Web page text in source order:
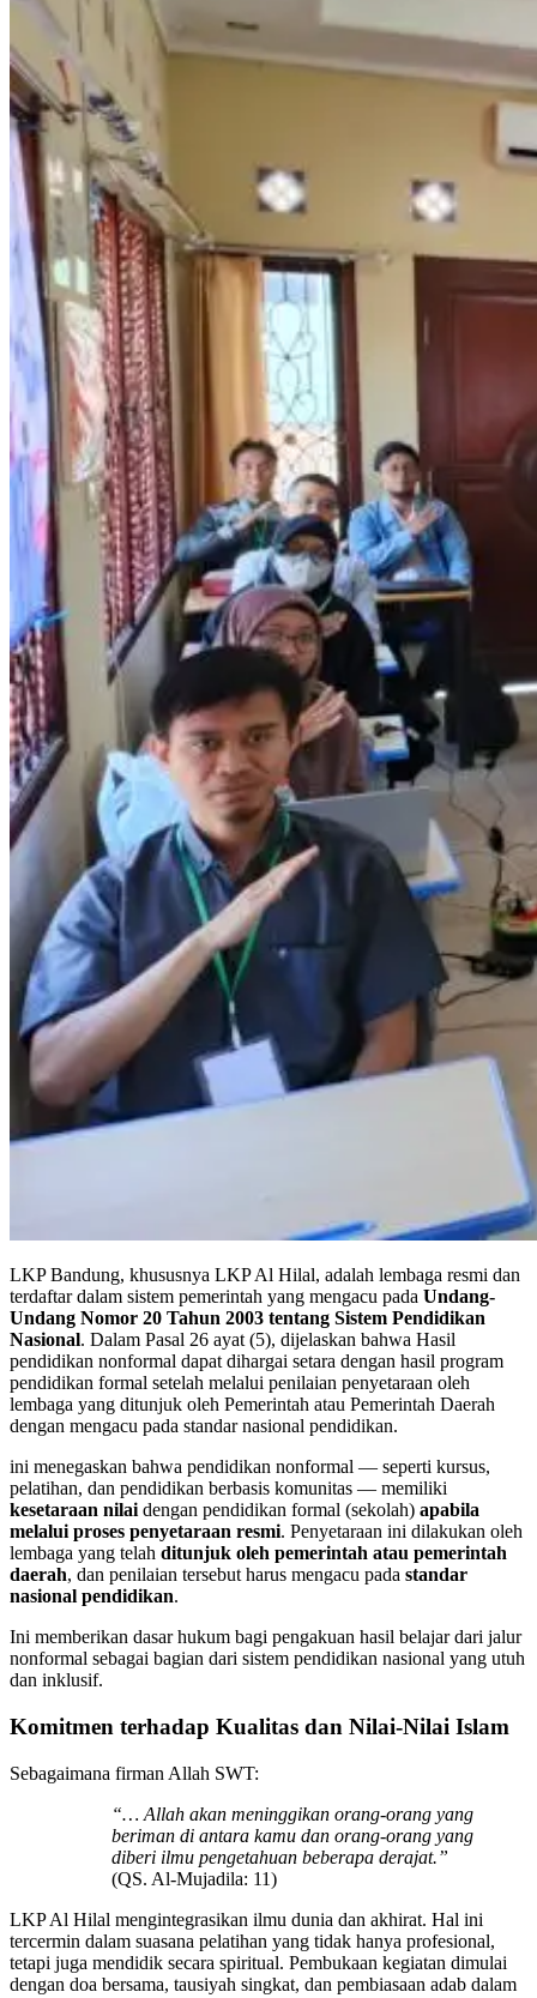
LKP Bandung, khususnya LKP Al Hilal, adalah lembaga resmi dan
terdaftar dalam sistem pemerintah yang mengacu pada Undang-
Undang Nomor 20 Tahun 2003 tentang Sistem Pendidikan
Nasional. Dalam Pasal 26 ayat (5), dijelaskan bahwa Hasil
pendidikan nonformal dapat dihargai setara dengan hasil program
pendidikan formal setelah melalui penilaian penyetaraan oleh
lembaga yang ditunjuk oleh Pemerintah atau Pemerintah Daerah
dengan mengacu pada standar nasional pendidikan.
ini menegaskan bahwa pendidikan nonformal — seperti kursus,
pelatihan, dan pendidikan berbasis komunitas — memiliki
kesetaraan nilai dengan pendidikan formal (sekolah) apabila
melalui proses penyetaraan resmi. Penyetaraan ini dilakukan oleh
lembaga yang telah ditunjuk oleh pemerintah atau pemerintah
daerah, dan penilaian tersebut harus mengacu pada standar
nasional pendidikan.
Ini memberikan dasar hukum bagi pengakuan hasil belajar dari jalur
nonformal sebagai bagian dari sistem pendidikan nasional yang utuh
dan inklusif.
Komitmen terhadap Kualitas dan Nilai-Nilai Islam
Sebagaimana firman Allah SWT:
“… Allah akan meninggikan orang-orang yang
beriman di antara kamu dan orang-orang yang
diberi ilmu pengetahuan beberapa derajat.”
(QS. Al-Mujadila: 11)
LKP Al Hilal mengintegrasikan ilmu dunia dan akhirat. Hal ini
tercermin dalam suasana pelatihan yang tidak hanya profesional,
tetapi juga mendidik secara spiritual. Pembukaan kegiatan dimulai
dengan doa bersama, tausiyah singkat, dan pembiasaan adab dalam